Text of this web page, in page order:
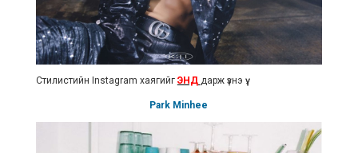
Стилистийн Instagram хаягийг ЭНД дарж үзнэ үү.
Park Minhee